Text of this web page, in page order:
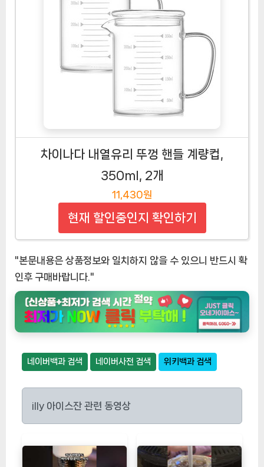
차이나다 내열유리 뚜껑 핸들 계량컵,
350ml, 2개
11,430원
현재 할인중인지 확인하기
"본문내용은 상품정보와 일치하지 않을 수 있으니 반드시 확
인후 구매바랍니다."
네이버백과 검색 네이버사전 검색 위키백과 검색
illy 아이스잔 관련 동영상